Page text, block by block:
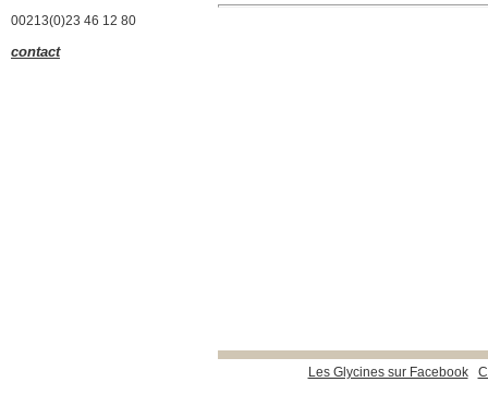
Les Glycines sur Facebook
00213(0)23 46 12 80
contact